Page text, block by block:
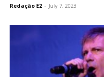
Redação E2 - July 7, 2023